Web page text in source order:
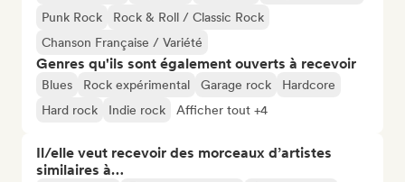
Punk Rock
Rock & Roll / Classic Rock
Chanson Française / Variété
Genres qu'ils sont également ouverts à recevoir
Blues Rock expérimental Garage rock
Hardcore
Hard rock
Indie rock Afficher tout +4
Il/elle veut recevoir des morceaux d’artistes
similaires à…